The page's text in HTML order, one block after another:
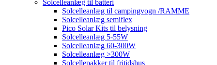
Solcelleanlæg til batteri
Solcelleanlæg til campingvogn /RAMME
Solcelleanlæg semiflex
Pico Solar Kits til belysning
Solcelleanlæg 5-55W
Solcelleanlæg 60-300W
Solcelleanlæg >300W
Solcellepakker til fritidshus